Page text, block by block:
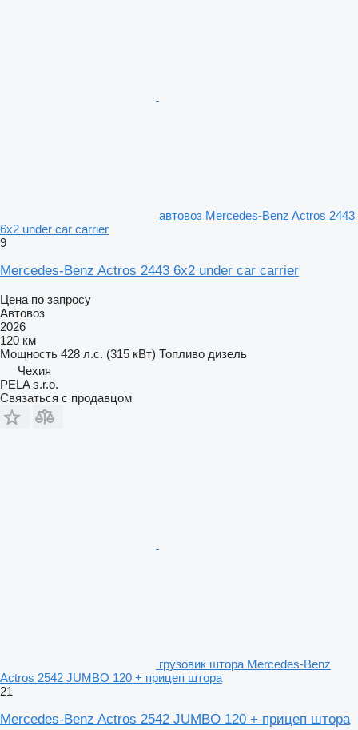
автовоз Mercedes-Benz Actros 2443
6x2 under car carrier
9
Mercedes-Benz Actros 2443 6x2 under car carrier
Цена по запросу
Автовоз
2026
120 км
Мощность 428 л.с. (315 кВт) Топливо дизель
Чехия
PELA s.r.o.
Связаться с продавцом
грузовик штора Mercedes-Benz
Actros 2542 JUMBO 120 + прицеп штора
21
Mercedes-Benz Actros 2542 JUMBO 120 + прицеп штора